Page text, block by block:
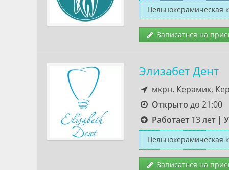
Цельнокерамическая
Записаться на
Элизабет Дент
мкрн. Керамик,
Открыто до 21:00
Работает13 лет |
Цельнокерамическая
Записаться на